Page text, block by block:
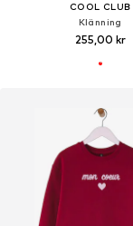
COOL CLUB
Klänning
255,00 kr